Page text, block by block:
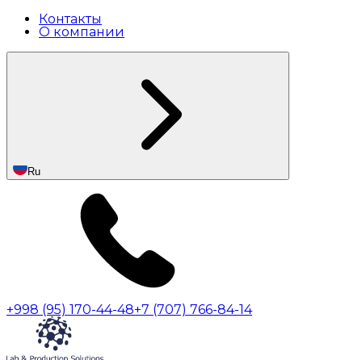
Контакты
О компании
Ru
+998 (95) 170-44-48+7 (707) 766-84-14